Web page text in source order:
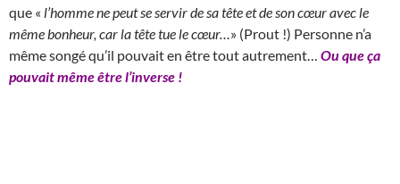
que « l’homme ne peut se servir de sa tête et de son cœur avec le
même bonheur, car la tête tue le cœur… » (Prout !) Personne n’a
même songé qu’il pouvait en être tout autrement… Ou que ça
pouvait même être l’inverse !